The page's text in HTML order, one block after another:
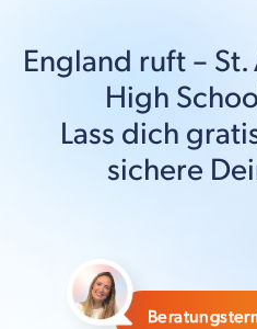
England ruft –
High
Lass dich
sichere